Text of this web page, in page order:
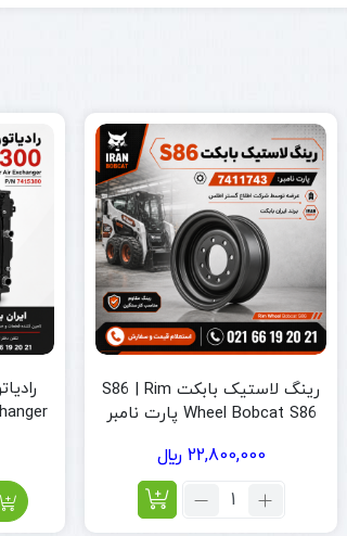
رینگ لاستیک بابکت S86 | Rim
Wheel Bobcat S86 پارت نامبر
22,800,000 ﷼
تعداد: